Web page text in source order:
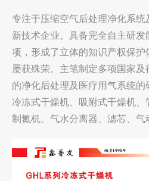
专注于压缩空气后处理净化系
新技术企业。具备完全自主研
项，形成了立体的知识产权保护
屡获殊荣。主笔制定多项国家
的净化后处理及医疗用气系统的
冷冻式干燥机、吸附式干燥机、
制氮机、气水分离器、滤芯、气